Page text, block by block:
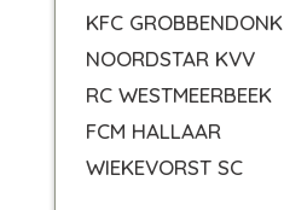
KFC GROBBENDONK
NOORDSTAR KVV
RC WESTMEERBEEK
FCM HALLAAR
WIEKEVORST SC